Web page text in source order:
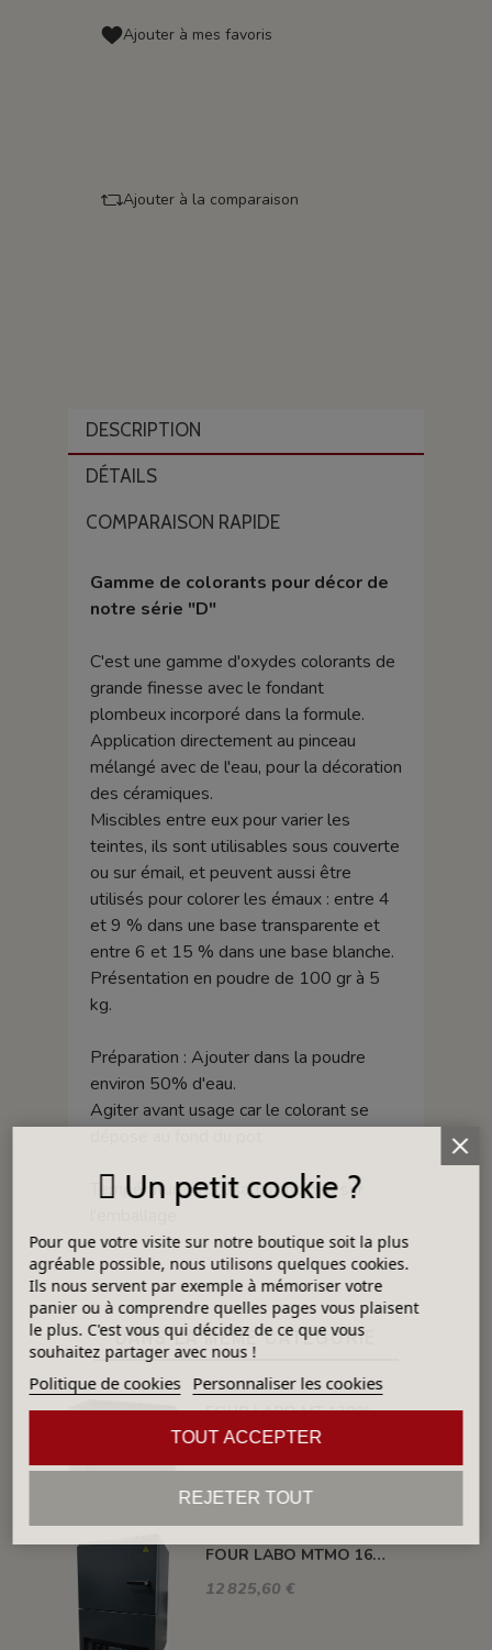
Ajouter à mes favoris
Ajouter à la comparaison
DESCRIPTION
DÉTAILS
COMPARAISON RAPIDE
Gamme de colorants pour décor de
notre série "D"
C'est une gamme d'oxydes colorants de
grande finesse avec le fondant
plombeux incorporé dans la formule.
Application directement au pinceau
mélangé avec de l'eau, pour la décoration
des céramiques.
Miscibles entre eux pour varier les
teintes, ils sont utilisables sous couverte
ou sur émail, et peuvent aussi être
utilisés pour colorer les émaux : entre 4
et 9 % dans une base transparente et
entre 6 et 15 % dans une base blanche.
Présentation en poudre de 100 gr à 5
kg.
Préparation : Ajouter dans la poudre
environ 50% d'eau.
Agiter avant usage car le colorant se
Température d'utilisation indiqué sur
DANS LA MÊME CATÉGORIE
FOUR LABO MT 1300°C 60 LITRES
8 616,00 €
FOUR LABO MTMO 1600°C 6 LITRES
12 825,60 €
Un petit cookie ?
Pour que votre visite sur notre boutique soit la plus
agréable possible, nous utilisons quelques cookies.
Ils nous servent par exemple à mémoriser votre
panier ou à comprendre quelles pages vous plaisent
le plus. C'est vous qui décidez de ce que vous
souhaitez partager avec nous !
Politique de cookies Personnaliser les cookies
REJETER TOUT
TOUT ACCEPTER